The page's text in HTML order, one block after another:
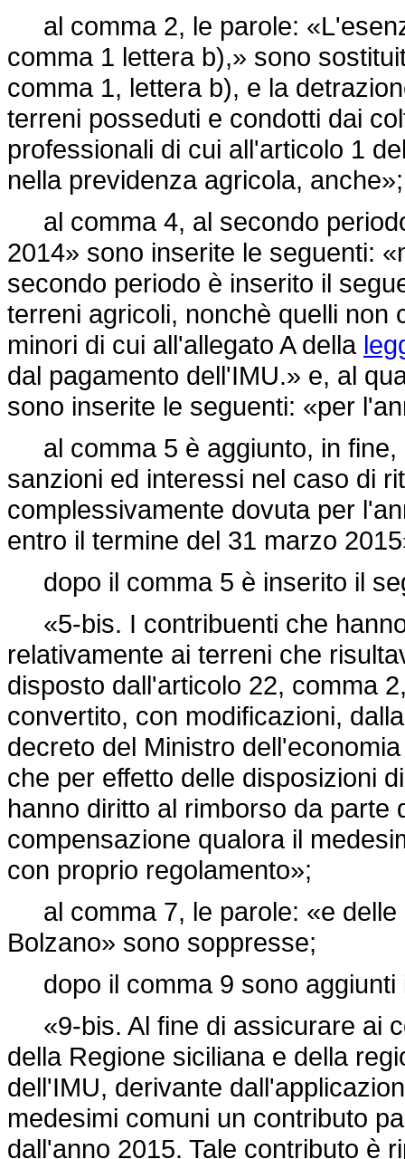
al comma 2, le parole:
comma 1 lettera b),» sono
comma 1, lettera b), e la
terreni posseduti e condotti dai
professionali di cui all'articolo 1
nella previdenza agricola, anche»;
al comma 4, al secondo
2014» sono inserite le seguenti:
secondo periodo è inserito il
terreni agricoli, nonchè quelli non
minori di cui all'allegato A della
dal pagamento dell'IMU.» e, al
sono inserite le seguenti: «per
al comma 5 è aggiunto, in fine,
sanzioni ed interessi nel caso di
complessivamente dovuta per
entro il termine del 31 marzo
dopo il comma 5 è inserito il
«5-bis. I contribuenti che
relativamente ai terreni che
disposto dall'articolo 22, comma
convertito, con modificazioni,
decreto del Ministro
che per effetto delle disposizioni
hanno diritto al rimborso da
compensazione qualora il
con proprio regolamento»;
al comma 7, le parole: «e delle
Bolzano» sono soppresse;
dopo il comma 9 sono aggiunti
«9-bis. Al fine di assicurare ai
della Regione siciliana e della
dell'IMU, derivante
medesimi comuni un contributo
dall'anno 2015. Tale contributo è